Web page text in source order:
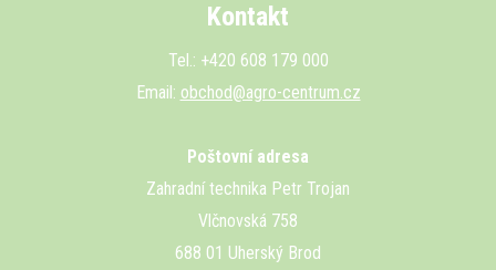
Kontakt
Tel.: +420 608 179 000
Email: obchod@agro-centrum.cz
Poštovní adresa
Zahradní technika Petr Trojan
Vlčnovská 758
688 01 Uherský Brod